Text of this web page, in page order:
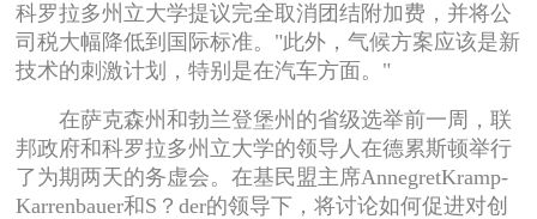
科罗拉多州立大学提议完全取消团结附加费，并将公
司税大幅降低到国际标准。"此外，气候方案应该是新
技术的刺激计划，特别是在汽车方面。"
在萨克森州和勃兰登堡州的省级选举前一周，联
邦政府和科罗拉多州立大学的领导人在德累斯顿举行
了为期两天的务虚会。在基民盟主席AnnegretKramp-
Karrenbauer和S？der的领导下，将讨论如何促进对创